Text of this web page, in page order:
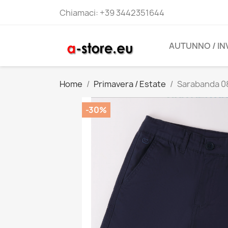
Chiamaci: +39 3442351644
AUTUNNO /
Home Primavera / Estate Sarabanda
-30%